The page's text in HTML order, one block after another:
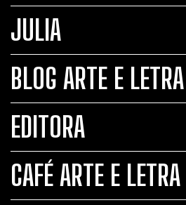
JULIA
BLOG ARTE E LETRA
EDITORA
CAFÉ ARTE E LETRA